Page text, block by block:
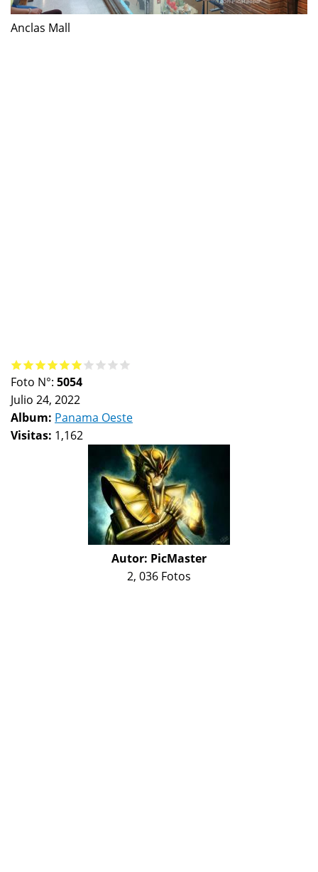
Anclas Mall
Foto N°: 5054
Julio 24, 2022
Album: Panama Oeste
Visitas: 1,162
Autor: PicMaster
2, 036 Fotos